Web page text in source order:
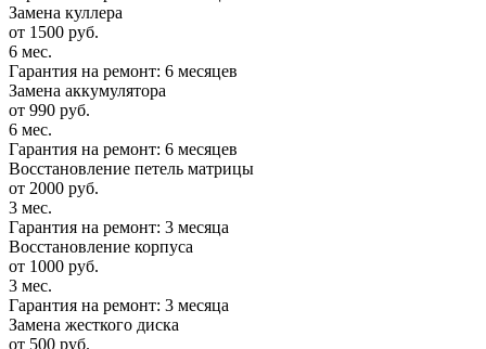
Замена куллера
от 1500 руб.
6 мес.
Гарантия на ремонт: 6 месяцев
Замена аккумулятора
от 990 руб.
6 мес.
Гарантия на ремонт: 6 месяцев
Восстановление петель матрицы
от 2000 руб.
3 мес.
Гарантия на ремонт: 3 месяца
Восстановление корпуса
от 1000 руб.
3 мес.
Гарантия на ремонт: 3 месяца
Замена жесткого диска
от 500 руб.